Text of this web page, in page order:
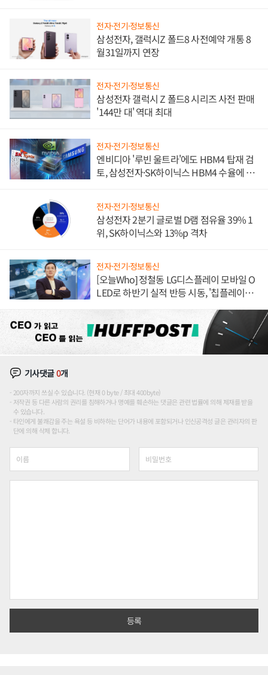
전자·전기·정보통신
삼성전자, 갤럭시Z 폴드8 사전예약 개통 8
월31일까지 연장
전자·전기·정보통신
삼성전자 갤럭시 Z 폴드8 시리즈 사전 판매
'144만 대' 역대 최대
전자·전기·정보통신
엔비디아 '루빈 울트라'에도 HBM4 탑재 검
토, 삼성전자·SK하이닉스 HBM4 수율에 주
전자·전기·정보통신
삼성전자 2분기 글로벌 D램 점유율 39% 1
위, SK하이닉스와 13%p 격차
전자·전기·정보통신
[오늘Who] 정철동 LG디스플레이 모바일 O
LED로 하반기 실적 반등 시동, '칩플레이
기사댓글0개
200자까지 쓰실 수 있습니다. (현재 0 byte / 최대 400byte)
저작권 등 다른 사람의 권리를 침해하거나 명예를 훼손하는 댓글은 관련 법률에 의해 제재를 받을
수 있습니다.
타인에게 불쾌감을 주는 욕설 등 비하하는 단어가 내용에 포함되거나 인신공격성 글은 관리자의 판
단에 의해 삭제 합니다.